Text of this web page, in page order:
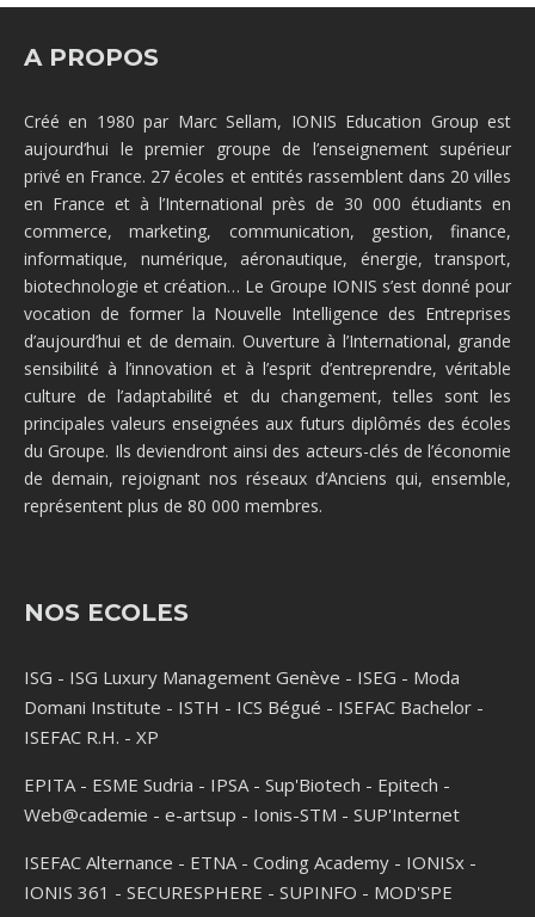
A PROPOS
Créé en 1980 par Marc Sellam, IONIS Education Group est
aujourd’hui le premier groupe de l’enseignement supérieur
privé en France. 27 écoles et entités rassemblent dans 20 villes
en France et à l’International près de 30 000 étudiants en
commerce, marketing, communication, gestion, finance,
informatique, numérique, aéronautique, énergie, transport,
biotechnologie et création… Le Groupe IONIS s’est donné pour
vocation de former la Nouvelle Intelligence des Entreprises
d’aujourd’hui et de demain. Ouverture à l’International, grande
sensibilité à l’innovation et à l’esprit d’entreprendre, véritable
culture de l’adaptabilité et du changement, telles sont les
principales valeurs enseignées aux futurs diplômés des écoles
du Groupe. Ils deviendront ainsi des acteurs-clés de l’économie
de demain, rejoignant nos réseaux d’Anciens qui, ensemble,
représentent plus de 80 000 membres.
NOS ECOLES
ISG - ISG Luxury Management Genève - ISEG - Moda
Domani Institute - ISTH - ICS Bégué - ISEFAC Bachelor -
ISEFAC R.H. - XP
EPITA- ESME Sudria - IPSA- Sup'Biotech - Epitech -
Web@cademie - e-artsup - Ionis-STM - SUP'Internet
ISEFAC Alternance - ETNA- Coding Academy - IONISx -
IONIS 361 - SECURESPHERE - SUPINFO - MOD'SPE